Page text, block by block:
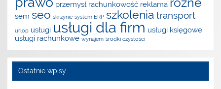
przemysł rachunkowość reklama
sem seo skrzynie system ERP szkolenia transport
urlop usługi usługi dla firm usługi księgowe
usługi rachunkowe wynajem środki czystości
Ostatnie wpisy